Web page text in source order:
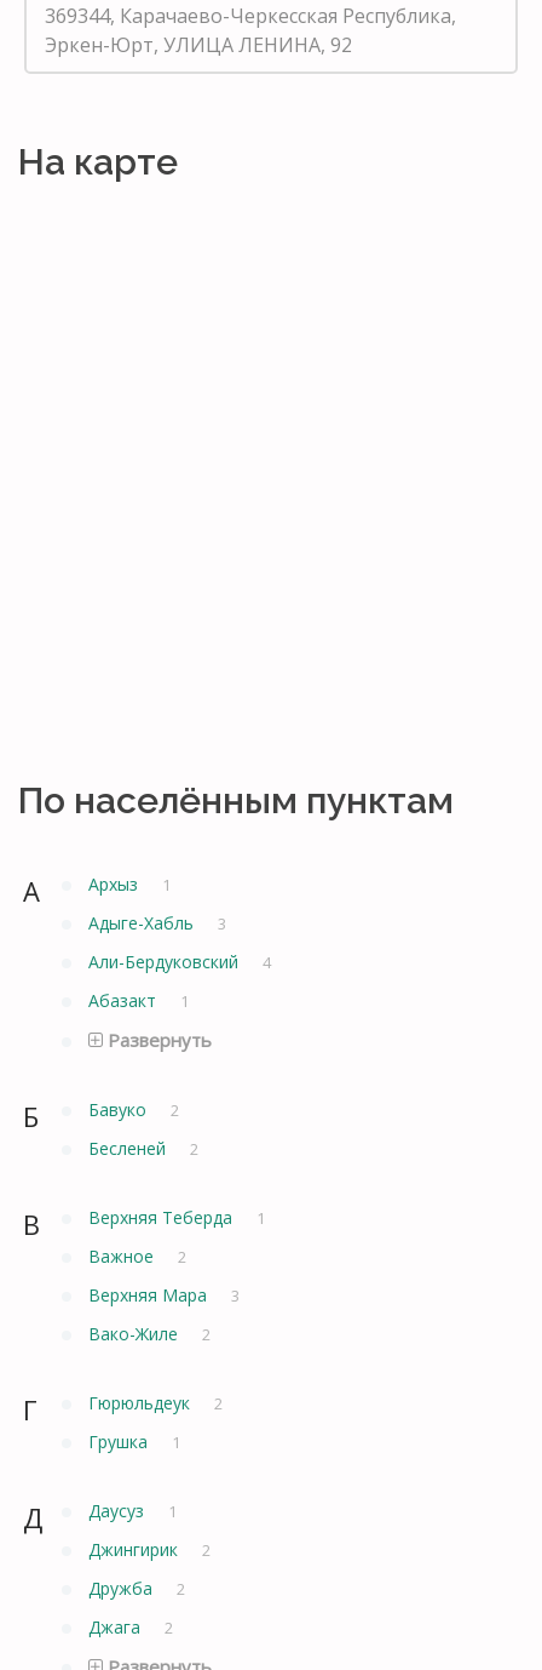
369344, Карачаево-Черкесская Республика,
Эркен-Юрт, УЛИЦА ЛЕНИНА, 92
На карте
По населённым пунктам
А Архыз 1
Адыге-Хабль 3
Али-Бердуковский 4
Абазакт 1
Развернуть
Б Бавуко 2
Бесленей 2
В Верхняя Теберда 1
Важное 2
Верхняя Мара 3
Вако-Жиле 2
Г Гюрюльдеук 2
Грушка 1
Д Даусуз 1
Джингирик 2
Дружба 2
Джага 2